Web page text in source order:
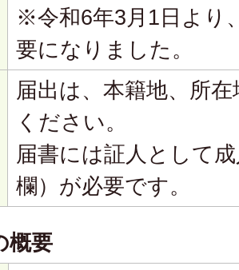
※令和6年3月1日より
要になりました。
届出は、本籍地、所
ください。
届書には証人として
欄）が必要です。
概要